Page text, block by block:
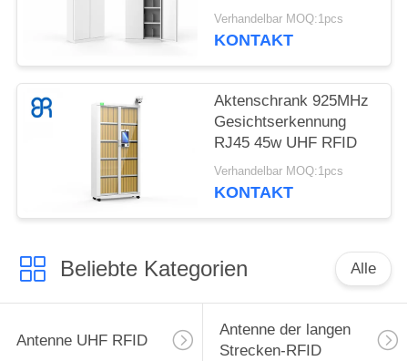
SITEMAP
DATENSCHUTZRICHTLINIE
920 | 925MHz
Verhandelbar MOQ:1pcs
KONTAKT
Aktenschrank 925MHz
Gesichtserkennung
RJ45 45w UHF RFID
Verhandelbar MOQ:1pcs
KONTAKT
Beliebte Kategorien Alle
Antenne UHF RFID
Antenne der langen
Strecken-RFID